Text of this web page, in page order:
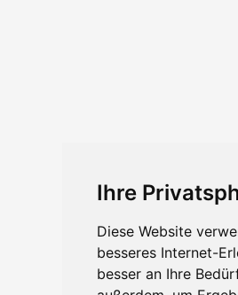
Ihre
Diese Website
besseres Internet-
besser an Ihre